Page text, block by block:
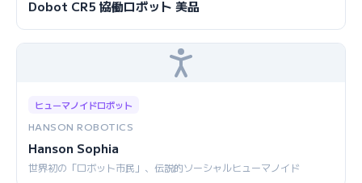
Dobot CR5 協働ロボット 美品
ヒューマノイドロボット
HANSON ROBOTICS
Hanson Sophia
世界初の「ロボット市民」、伝説的ソーシャルヒューマノイド